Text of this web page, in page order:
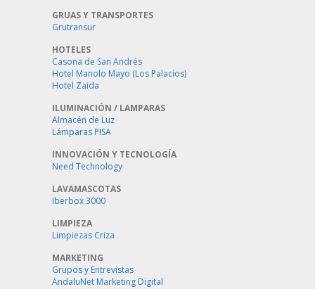
GRUAS Y TRANSPORTES
Grutransur
HOTELES
Casona de San Andrés
Hotel Manolo Mayo (Los Palacios)
Hotel Zaida
ILUMINACIÓN / LAMPARAS
Almacén de Luz
Lámparas PISA
INNOVACIÓN Y TECNOLOGÍA
Need Technology
LAVAMASCOTAS
Iberbox 3000
LIMPIEZA
Limpiezas Criza
MARKETING
Grupos y Entrevistas
AndaluNet Marketing Digital